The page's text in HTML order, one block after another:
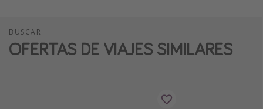
BUSCAR
OFERTAS DE VIAJES SIMILARES